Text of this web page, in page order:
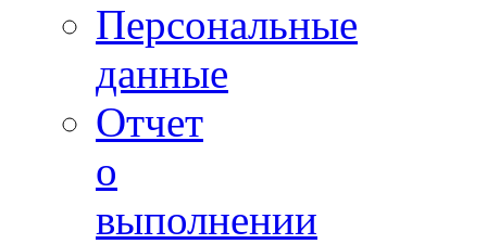
Персональные
данные
Отчет
о
выполнении